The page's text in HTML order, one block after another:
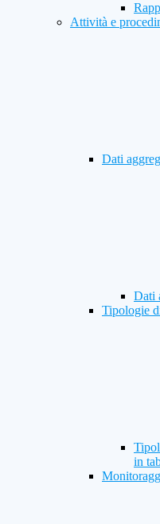
Attività e
Dati
Dati
Tipologie
in